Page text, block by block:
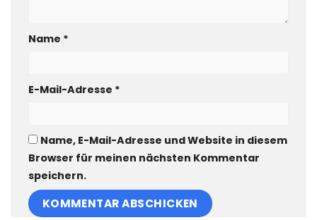
Name *
E-Mail-Adresse *
Name, E-Mail-Adresse und Website in diesem
Browser für meinen nächsten Kommentar
speichern.